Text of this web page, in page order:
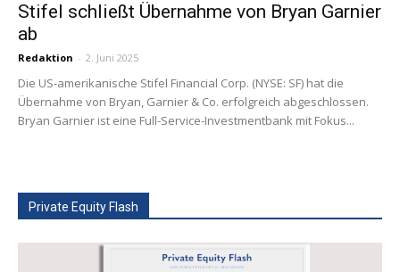
Stifel schließt Übernahme von Bryan Garnier
ab
Redaktion - 2. Juni 2025
Die US-amerikanische Stifel Financial Corp. (NYSE: SF) hat die
Übernahme von Bryan, Garnier & Co. erfolgreich abgeschlossen.
Bryan Garnier ist eine Full-Service-Investmentbank mit Fokus...
Private Equity Flash